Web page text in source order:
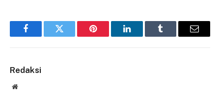
FacebookTwitter Pinterest LinkedInTumblr Email
Redaksi
Website